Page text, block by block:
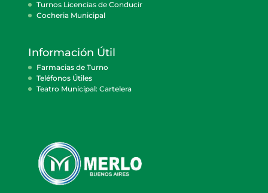
Turnos Licencias de Conducir
Cocheria Municipal
Información Útil
Farmacias de Turno
Teléfonos Útiles
Teatro Municipal: Cartelera